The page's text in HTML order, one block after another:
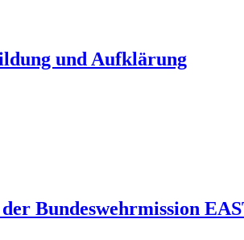
und Aufklärung
Bundeswehrmission